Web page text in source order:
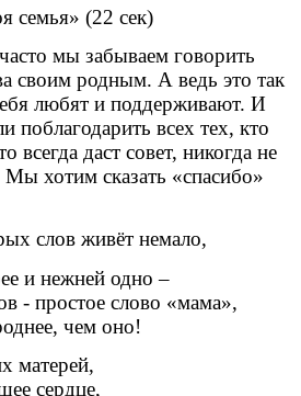
семья» (22 сек)
мы забываем говорить
своим родным. А ведь это так
любят и поддерживают. И
поблагодарить всех тех, кто
всегда даст совет, никогда не
Мы хотим сказать «спасибо»
слов живёт немало,
и нежней одно –
- простое слово «мама»,
чем оно!
матерей,
сердце,